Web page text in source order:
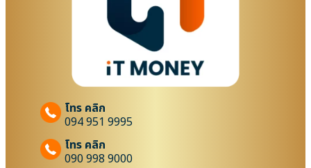
โทร คลิก
094 951 9995
โทร คลิก
090 998 9000